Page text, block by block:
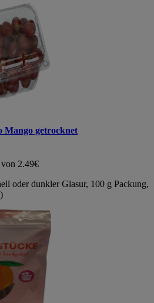
Mango getrocknet
von 2.49€
oder dunkler Glasur, 100 g Packung,